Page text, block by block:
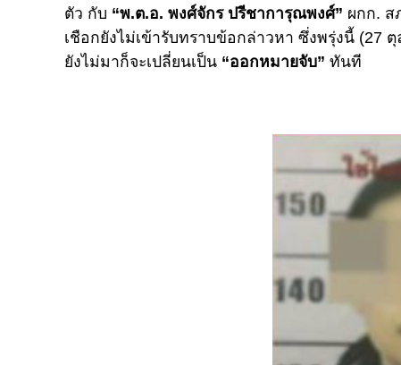
ตัว กับ “พ.ต.อ. พงศ์จักร ปรีชาการุณพงศ์” ผกก. ส
เชือกยังไม่เข้ารับทราบข้อกล่าวหา ซึ่งพรุ่งนี้ (27
ยังไม่มาก็จะเปลี่ยนเป็น “ออกหมายจับ” ทันที